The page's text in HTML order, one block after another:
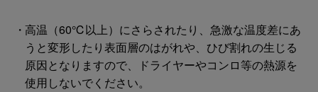
高温（60℃以上）にさらされたり、急激な温度差にあ
うと変形したり表面層のはがれや、ひび割れの生じる
原因となりますので、ドライヤーやコンロ等の熱源を
使用しないでください。